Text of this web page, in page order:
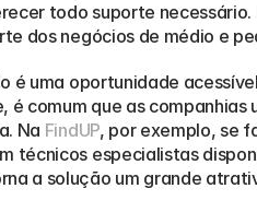
todo suporte
dos negócios de médio e
é uma oportunidade
comum que as
Na FindUP, por exemplo, se
técnicos especialistas
a solução um grande